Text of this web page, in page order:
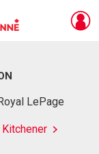
LePage
Kitchener